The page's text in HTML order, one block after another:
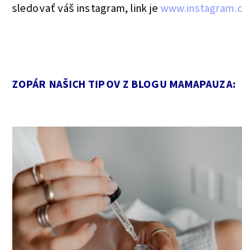
sledovať váš instagram, link je
ZOPÁR NAŠICH TIPOV Z BLOGU MAMAPAUZA: